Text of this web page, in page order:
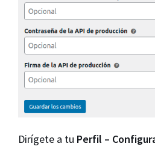
Dirígete a tu Perfil –